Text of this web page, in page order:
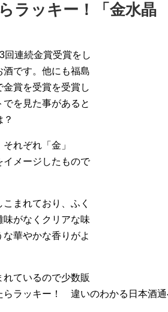
ラッキー！「金水
回連続金賞受賞をし
です。他にも福島
賞を受賞を受賞し
を見た事があると
れぞれ「金」
イメージしたもので
まれており、ふく
味がなくクリアな味
華やかな香りがよ
ているので少数販
らラッキー！ 違いのわかる日本酒